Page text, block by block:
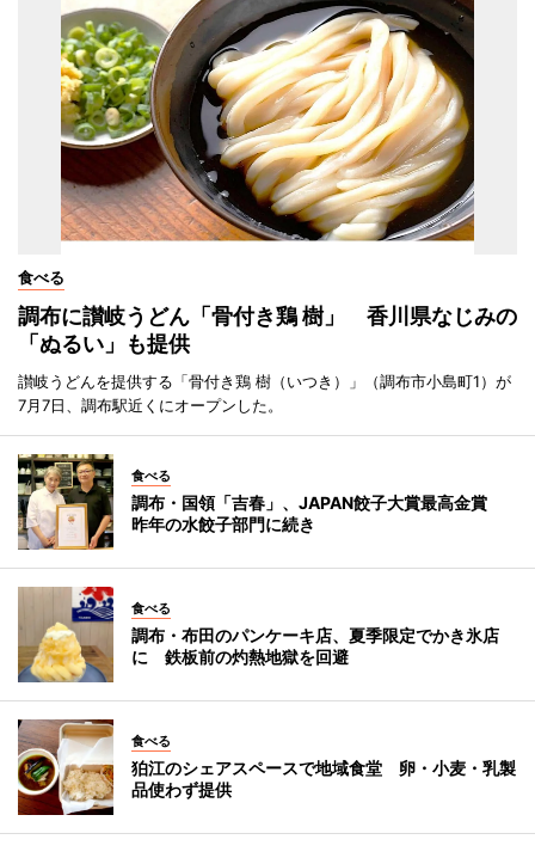
食べる
調布に讃岐うどん「骨付き鶏 樹」 香川県なじみの
「ぬるい」も提供
讃岐うどんを提供する「骨付き鶏 樹（いつき）」（調布市小島町1）が
7月7日、調布駅近くにオープンした。
食べる
調布・国領「吉春」、JAPAN餃子大賞最高金賞
昨年の水餃子部門に続き
食べる
調布・布田のパンケーキ店、夏季限定でかき氷店
に 鉄板前の灼熱地獄を回避
食べる
狛江のシェアスペースで地域食堂 卵・小麦・乳製
品使わず提供